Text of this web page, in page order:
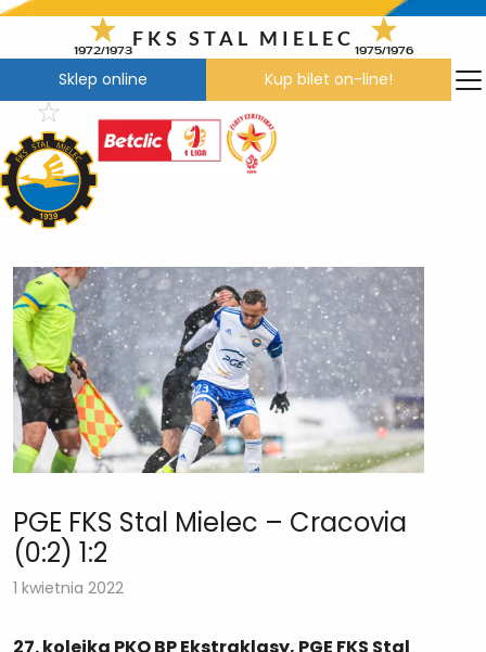
Przejdź
treści
1972/1973
FKS STAL MIELEC
1975/1976
Sklep online Kup bilet on-line!
PGE FKS Stal Mielec – Cracovia
(0:2) 1:2
1 kwietnia 2022
27. kolejka PKO BP Ekstraklasy, PGE FKS Stal